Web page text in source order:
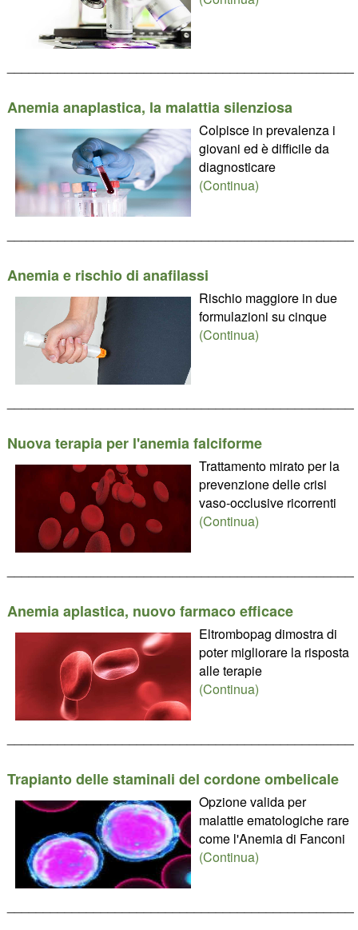
Anemia anaplastica, la malattia silenziosa
Colpisce in prevalenza i
giovani ed è difficile da
diagnosticare
(Continua)
Anemia e rischio di anafilassi
Rischio maggiore in due
formulazioni su cinque
(Continua)
Nuova terapia per l'anemia falciforme
Trattamento mirato per la
prevenzione delle crisi
vaso-occlusive ricorrenti
(Continua)
Anemia aplastica, nuovo farmaco efficace
Eltrombopag dimostra di
poter migliorare la risposta
alle terapie
(Continua)
Trapianto delle staminali del cordone ombelicale
Opzione valida per
malattie ematologiche rare
come l'Anemia di Fanconi
(Continua)